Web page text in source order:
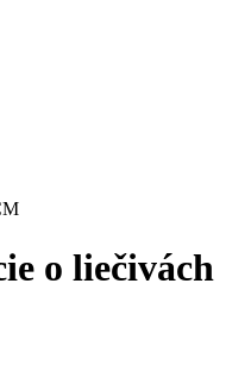
o liečivách